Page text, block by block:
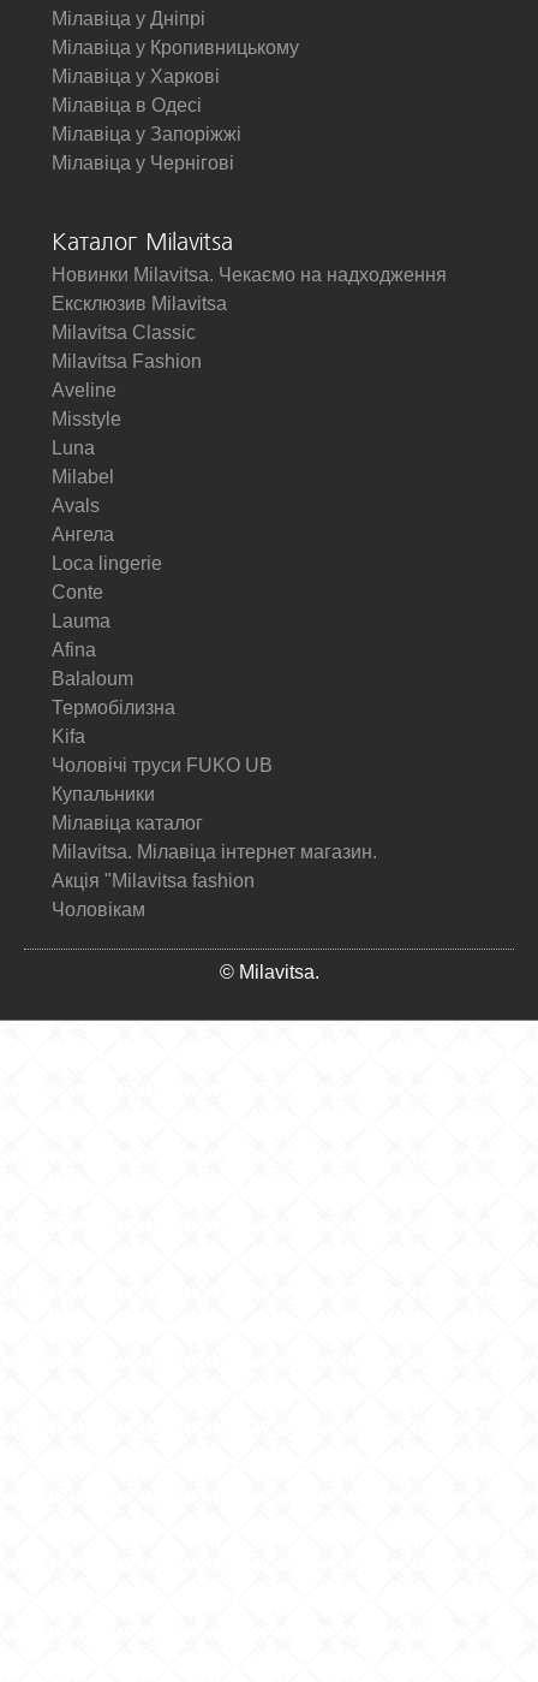
Мілавіца у Дніпрі
Мілавіца у Кропивницькому
Мілавіца у Харкові
Мілавіца в Одесі
Мілавіца у Запоріжжі
Мілавіца у Чернігові
Каталог Milavitsa
Новинки Milavitsa. Чекаємо на надходження
Ексклюзив Milavitsa
Milavitsa Classic
Milavitsa Fashion
Aveline
Misstyle
Luna
Milabel
Avals
Ангела
Loca lingerie
Conte
Lauma
Afina
Balaloum
Термобілизна
Kifa
Чоловічі труси FUKO UB
Купальники
Мілавіца каталог
Milavitsa. Мілавіца інтернет магазин.
Акція "Milavitsa fashion
Чоловікам
© Milavitsa.